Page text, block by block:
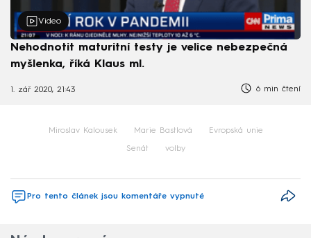
Video
Nehodnotit maturitní testy je velice nebezpečná
myšlenka, říká Klaus ml.
1. zář 2020, 21:43 6 min čtení
Miroslav Kalousek Marie Bastlová Evropská unie
Senát volby
Pro tento článek jsou komentáře vypnuté